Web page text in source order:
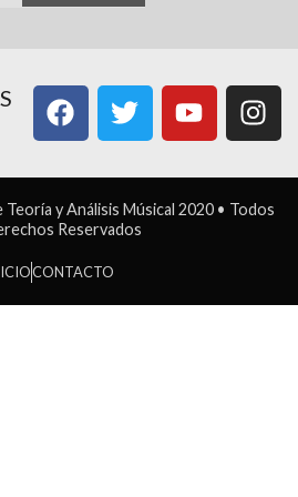
y Análisis Músical 2020 • Todos
Reservados
CONTACTO